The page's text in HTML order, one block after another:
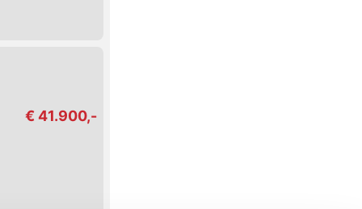
€ 41.900,-